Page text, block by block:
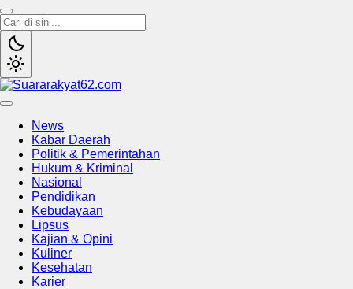
News
Kabar Daerah
Politik & Pemerintahan
Hukum & Kriminal
Nasional
Pendidikan
Kebudayaan
Lipsus
Kajian & Opini
Kuliner
Kesehatan
Karier